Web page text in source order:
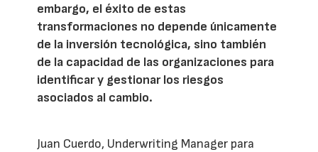
embargo, el éxito de estas
transformaciones no depende únicamente
de la inversión tecnológica, sino también
de la capacidad de las organizaciones para
identificar y gestionar los riesgos
asociados al cambio.
Juan Cuerdo, Underwriting Manager para